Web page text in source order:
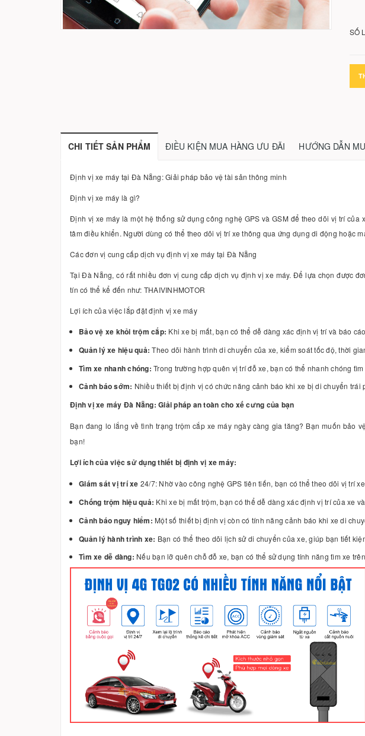
SỐ
CHI TIẾT SẢN PHẨM ĐIỀU KIỆN MUA HÀNG ƯU ĐÃI HƯỚNG DẪN
Định vị xe máy tại Đà Nẵng: Giải pháp bảo vệ tài sản thông minh
Định vị xe máy là gì?
Định vị xe máy là một hệ thống sử dụng công nghệ GPS và GSM để theo dõi vị trí
tâm điều khiển. Người dùng có thể theo dõi vị trí xe thông qua ứng dụng di động hoặc
Các đơn vị cung cấp dịch vụ định vị xe máy tại Đà Nẵng
Tại Đà Nẵng, có rất nhiều đơn vị cung cấp dịch vụ định vị xe máy. Để lựa chọn được
tín có thể kể đến như: THAIVINHMOTOR
Lợi ích của việc lắp đặt định vị xe máy
Bảo vệ xe khỏi trộm cắp: Khi xe bị mất, bạn có thể dễ dàng xác định vị trí và báo
Quản lý xe hiệu quả: Theo dõi hành trình di chuyển của xe, kiểm soát tốc độ, thời
Tìm xe nhanh chóng: Trong trường hợp quên vị trí đỗ xe, bạn có thể nhanh chóng
Cảnh báo sớm: Nhiều thiết bị định vị có chức năng cảnh báo khi xe bị di chuyển trái
Định vị xe máy Đà Nẵng: Giải pháp an toàn cho xế cưng của bạn
Bạn đang lo lắng về tình trạng trộm cắp xe máy ngày càng gia tăng? Bạn muốn bảo
bạn!
Lợi ích của việc sử dụng thiết bị định vị xe máy:
Giám sát vị trí xe 24/7: Nhờ vào công nghệ GPS tiên tiến, bạn có thể theo dõi vị trí
Chống trộm hiệu quả: Khi xe bị mất trộm, bạn có thể dễ dàng xác định vị trí của xe
Cảnh báo nguy hiểm: Một số thiết bị định vị còn có tính năng cảnh báo khi xe di
Quản lý hành trình xe: Bạn có thể theo dõi lịch sử di chuyển của xe, giúp bạn tiết
Tìm xe dễ dàng: Nếu bạn lỡ quên chỗ đỗ xe, bạn có thể sử dụng tính năng tìm xe